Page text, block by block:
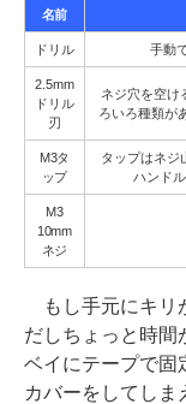
名前
ドリル 手動
2.5mm
ドリル
刃
ネジ穴を空け
ろいろ種類が
M3タ
ップ
タップはネジ
ハンド
M3
10mm
ネジ
もし手元にキリ
だしちょっと時間
ベイにテープで固
カバーをしてしま